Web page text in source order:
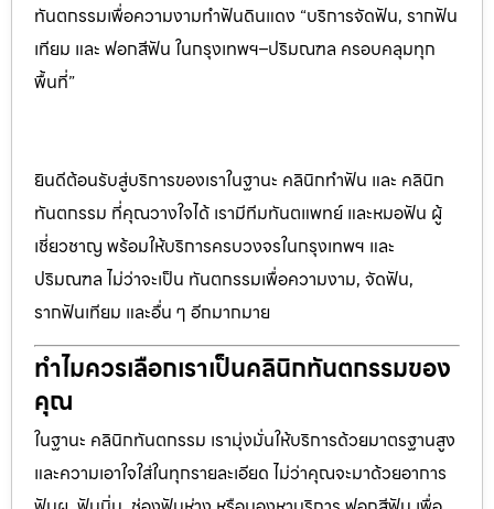
ทันตกรรมเพื่อความงามทำฟันดินแดง “บริการจัดฟัน, รากฟัน
เทียม และ ฟอกสีฟัน ในกรุงเทพฯ–ปริมณฑล ครอบคลุมทุก
พื้นที่”
ยินดีต้อนรับสู่บริการของเราในฐานะ คลินิกทำฟัน และ คลินิก
ทันตกรรม ที่คุณวางใจได้ เรามีทีมทันตแพทย์ และหมอฟัน ผู้
เชี่ยวชาญ พร้อมให้บริการครบวงจรในกรุงเทพฯ และ
ปริมณฑล ไม่ว่าจะเป็น ทันตกรรมเพื่อความงาม, จัดฟัน,
รากฟันเทียม และอื่น ๆ อีกมากมาย
ทำไมควรเลือกเราเป็นคลินิกทันตกรรมของ
คุณ
ในฐานะ คลินิกทันตกรรม เรามุ่งมั่นให้บริการด้วยมาตรฐานสูง
และความเอาใจใส่ในทุกรายละเอียด ไม่ว่าคุณจะมาด้วยอาการ